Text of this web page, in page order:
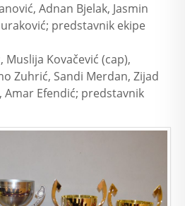
Adnan Bjelak, Jasmin
predstavnik ekipe
Muslija Kovačević (cap),
Zuhrić, Sandi Merdan, Zijad
Amar Efendić; predstavnik